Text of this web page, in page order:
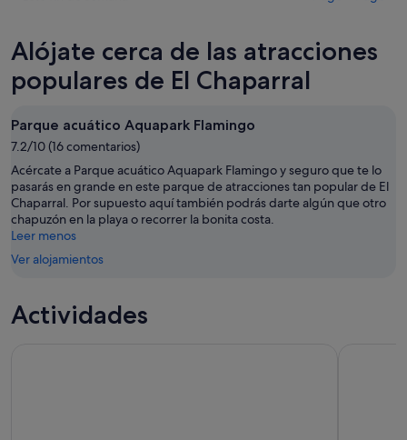
esta
noche,
7
-
8
ago
Chaparral
para
mañana
la
noche,
8
ago
-
9
ago
en
El
Chaparral
este
fin
de
semana,
7
ago
-
9
Alójate cerca de las atracciones
populares de El Chaparral
Parque acuático Aquapark Flamingo
7.2/10 (16 comentarios)
Acércate a Parque acuático Aquapark Flamingo y seguro que te lo
pasarás en grande en este parque de atracciones tan popular de El
Chaparral. Por supuesto aquí también podrás darte algún que otro
chapuzón en la playa o recorrer la bonita costa.
Leer menos
Ver alojamientos
Actividades